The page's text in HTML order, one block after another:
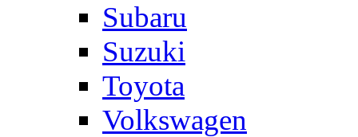
Subaru
Suzuki
Toyota
Volkswagen